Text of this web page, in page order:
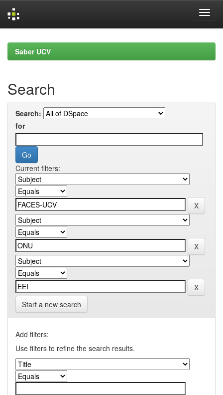
navigationSaber UCV
Search
Search:
for
Current filters:
Start a new search
Add filters:
Use filters to refine the search results.